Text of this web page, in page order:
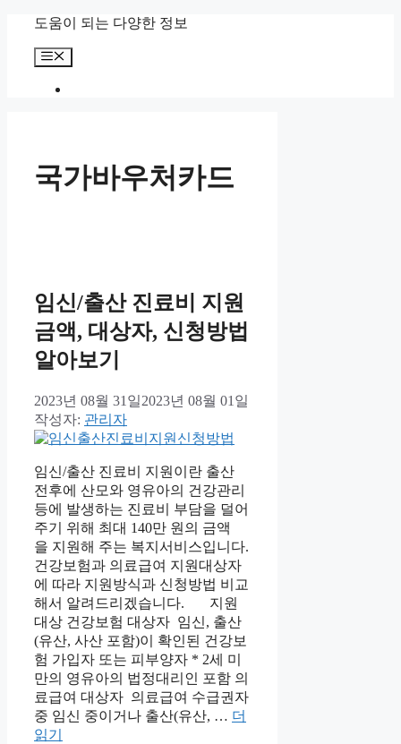
도움이 되는 다양한 정보
메
국가바우처카드
임신/출산 진료비 지원
금액, 대상자, 신청방법
알아보기
2023년 08월 31일2023년 08월 01일
작성자: 관리자
임신/출산 진료비 지원이란 출산
전후에 산모와 영유아의 건강관리
등에 발생하는 진료비 부담을 덜어
주기 위해 최대 140만 원의 금액
을 지원해 주는 복지서비스입니다.
건강보험과 의료급여 지원대상자
에 따라 지원방식과 신청방법 비교
해서 알려드리겠습니다. 지원
대상 건강보험 대상자 임신, 출산
(유산, 사산 포함)이 확인된 건강보
험 가입자 또는 피부양자 * 2세 미
만의 영유아의 법정대리인 포함 의
료급여 대상자 의료급여 수급권자
중 임신 중이거나 출산(유산, … 더
읽기